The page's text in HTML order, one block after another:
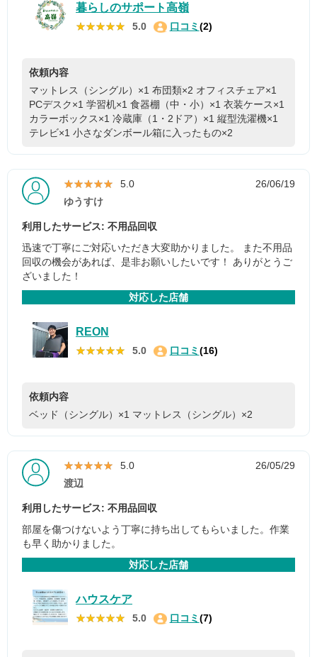
暮らしのサポート高嶺
★★★★★
★★★★★ 5.0 口コミ (2)
依頼内容
マットレス（シングル）×1 布団類×2 オフィスチェア×1
PCデスク×1 学習机×1 食器棚（中・小）×1 衣装ケース×1
カラーボックス×1 冷蔵庫（1・2ドア）×1 縦型洗濯機×1
テレビ×1 小さなダンボール箱に入ったもの×2
★★★★★
★★★★★ 5.0
26/06/19
ゆうすけ
利用したサービス: 不用品回収
迅速で丁寧にご対応いただき大変助かりました。 また不用品
回収の機会があれば、是非お願いしたいです！ ありがとうご
ざいました！
対応した店舗
REON
★★★★★
★★★★★ 5.0 口コミ (16)
依頼内容
ベッド（シングル）×1 マットレス（シングル）×2
★★★★★
★★★★★ 5.0
26/05/29
渡辺
利用したサービス: 不用品回収
部屋を傷つけないよう丁寧に持ち出してもらいました。作業
も早く助かりました。
対応した店舗
ハウスケア
★★★★★
★★★★★ 5.0 口コミ (7)